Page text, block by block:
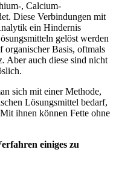
, Calcium-
Diese Verbindungen mit
ein Hindernis
gelöst werden
organischer Basis, oftmals
Aber auch diese sind nicht
sich mit einer Methode,
Lösungsmittel bedarf,
ihnen können Fette ohne
einiges zu